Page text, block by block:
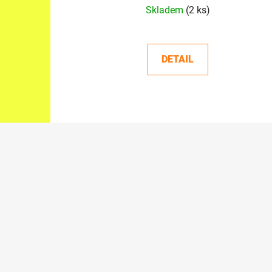
Skladem (2 ks)
DETAIL